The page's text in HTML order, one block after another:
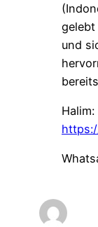
und
Halim: